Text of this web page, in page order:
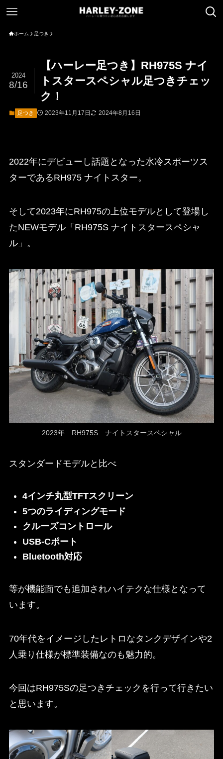
ホーム 足つき
【ハーレー足つき】RH975S ナイ
トスタースペシャル足つきチェッ
ク！
2024
8/16
足つき 2023年11月17日 2024年8月16日
2022年にデビューし話題となった水冷スポーツス
ターであるRH975 ナイトスター。
そして2023年にRH975の上位モデルとして登場し
たNEWモデル「RH975S ナイトスタースペシャ
ル」。
2023年 RH975S ナイトスタースペシャル
スタンダードモデルと比べ
4インチ丸型TFTスクリーン
5つのライディングモード
クルーズコントロール
USB-Cポート
Bluetooth対応
等が機能面でも追加されハイテクな仕様となって
います。
70年代をイメージしたレトロなタンクデザインや2
人乗り仕様が標準装備なのも魅力的。
今回はRH975Sの足つきチェックを行って行きたい
と思います。